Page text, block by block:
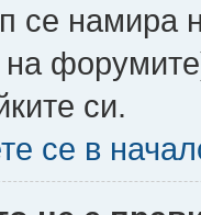
се намира
си.
се в